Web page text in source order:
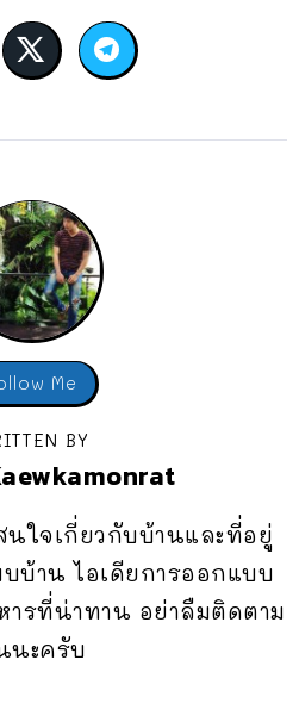
Me
BY
ใจเกี่ยวกับบ้านและที่อยู่
บบ้าน ไอเดียการออกแบบ
ารที่น่าทาน อย่าลืมติดตาม
นะครับ